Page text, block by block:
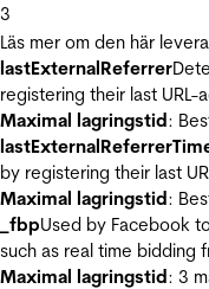
3
Läs mer om den här
lastExternalReferrer
registering their last URL-
Maximal lagringstid:
by registering their last
Maximal lagringstid:
_fbpUsed by Facebook
such as real time bidding
Maximal lagringstid: 3